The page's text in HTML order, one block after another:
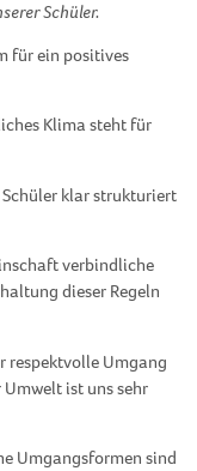
Schüler.
für ein positives
Klima steht für
klar strukturiert
verbindliche
dieser Regeln
respektvolle Umgang
Umwelt ist uns sehr
Umgangsformen sind